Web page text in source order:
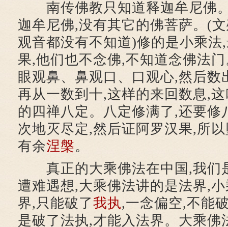
南传佛教只知道释迦牟尼佛
迦牟尼佛,没有其它的佛菩萨。(
观音都没有不知道)修的是小乘法
果,他们也不念佛,不知道念佛法
眼观鼻、鼻观口、口观心,然后数
再从一数到十,这样的来回数息,
的四禅八定。八定修满了,还要修
次地灭尽定,然后证阿罗汉果,所
有余涅槃。
真正的大乘佛法在中国,我们
遭难遇想,大乘佛法讲的是法界,
界,只能破了我执,一念偏空,不能
是破了法执,才能入法界。大乘佛